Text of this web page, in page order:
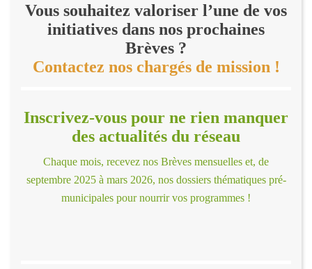
Vous souhaitez valoriser l’une de vos
initiatives dans nos prochaines
Brèves ?
Contactez nos chargés de mission !
Inscrivez-vous pour ne rien manquer
des actualités du réseau
Chaque mois, recevez nos Brèves mensuelles et, de
septembre 2025 à mars 2026, nos dossiers thématiques pré-
municipales pour nourrir vos programmes !